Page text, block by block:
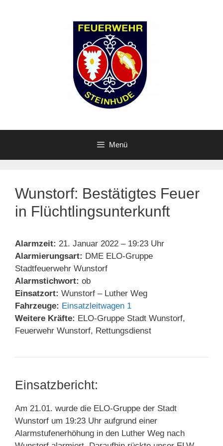
Menü
Wunstorf: Bestätigtes Feuer
in Flüchtlingsunterkunft
Alarmzeit: 21. Januar 2022 – 19:23 Uhr
Alarmierungsart: DME ELO-Gruppe
Stadtfeuerwehr Wunstorf
Alarmstichwort: ob
Einsatzort: Wunstorf – Luther Weg
Fahrzeuge: Einsatzleitwagen 1
Weitere Kräfte: ELO-Gruppe Stadt Wunstorf,
Feuerwehr Wunstorf, Rettungsdienst
Einsatzbericht:
Am 21.01. wurde die ELO-Gruppe der Stadt
Wunstorf um 19:23 Uhr aufgrund einer
Alarmstufenerhöhung in den Luther Weg nach